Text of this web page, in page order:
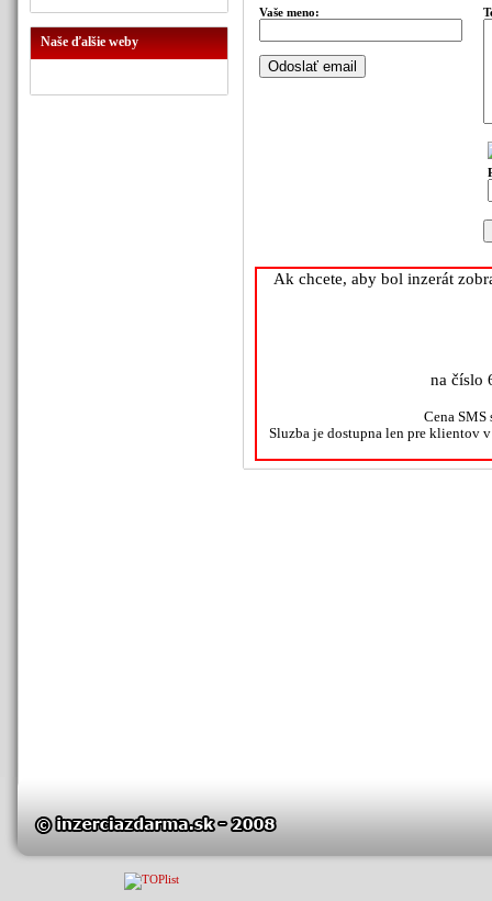
Naše ďalšie weby
Vaše meno:
Ak chcete, aby bol inzerát
na číslo
Cena SMS
Sluzba je dostupna len pre klientov